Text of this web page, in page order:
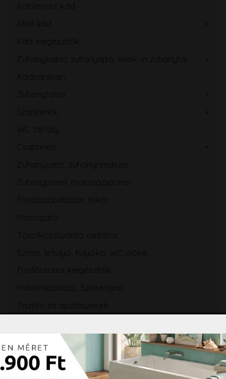
Acéllemez kád
Akril kád
Kád kiegészítők
Zuhanykabin, zuhanyajtó, Walk-in zuhanyfal
Kádparaván
Zuhanytálca
Szaniterek
WC tartály
Csaptelep
Zuhanyszett, zuhanyrendszer
Zuhanypanel, masszázspanel
Fürdőszobabútor, tükör
Mosogató
Törölközőszárító radiátor
Szifon, lefolyó, folyóka, WC ülőke
Fürdőszobai kiegészítők
Hidromasszázs, Színterápia
Tisztító és ápolószerek
Csempe, padlólap, mozaik